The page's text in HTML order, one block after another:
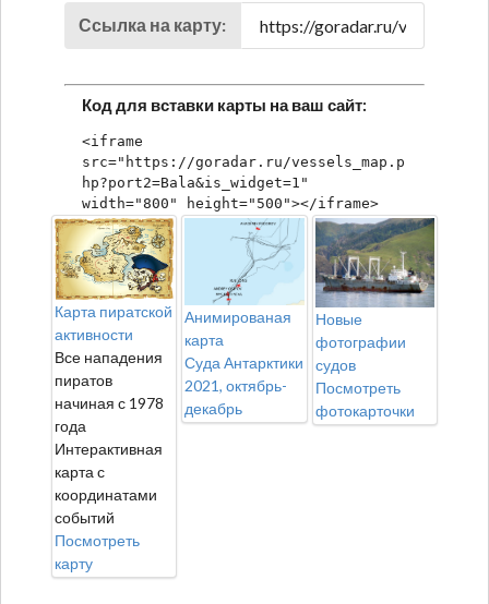
Ссылка на карту:
Код для вставки карты на ваш сайт:
<iframe
src="https://goradar.ru/vessels_map.p
hp?port2=Bala&is_widget=1"
width="800" height="500"></iframe>
Карта пиратской
активности
Все нападения
пиратов
начиная с 1978
года
Интерактивная
карта с
координатами
событий
Посмотреть
карту
Анимированая
карта
Суда Антарктики
2021, октябрь-
декабрь
Новые
фотографии
судов
Посмотреть
фотокарточки